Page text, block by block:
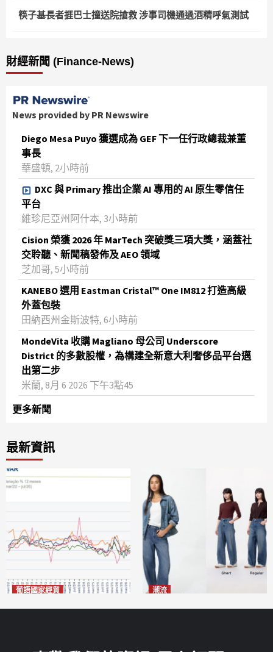
筷子基長者捱巴士撞送院搶救 涉事司機通過酒精呼氣測試
財經新聞 (Finance-News)
News provided by PR Newswire
Diego Mesa Puyo 獲選成為 GEF 下一任行政總裁兼董
事長
華盛頓, 2小時前
DXC 與 Primary 推出企業 AI 專用的 AI 原生零信任
平台
維珍尼亞州阿什本, 3小時前
Cision 榮獲 2026 年 MarTech 突破獎三項大獎，涵蓋社
交聆聽、新聞稿發佈及 AEO 領域
芝加哥, 5小時前
KANEBO 選用 Eastman Cristal™ One IM812 打造高級
外蓋包裝
田納西州金斯波特, 6小時前
MondeVita 收購 Magliano 母公司 Underscore
District 的多數股權，為構建全新意大利奢侈品平台邁
出第二步
米蘭, 8月 6 2026 下午3點45
更多新聞
最新資訊
葡語國家經貿 潮流